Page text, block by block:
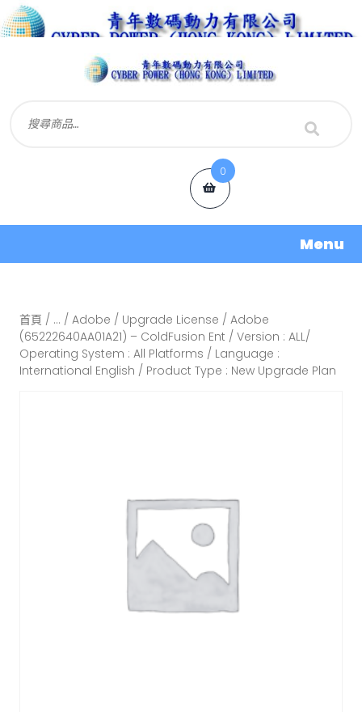
0
Menu
首頁 / ... / Adobe / Upgrade License / Adobe
(65222640AA01A21) – ColdFusion Ent / Version : ALL/
Operating System : All Platforms / Language :
International English / Product Type : New Upgrade Plan